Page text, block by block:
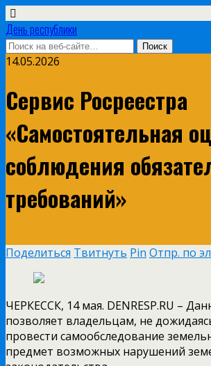
День республики
14.05.2026
Сервис Росреестра
«Самостоятельная
соблюдения
требований»
Поделиться Твитнуть Pin Отпр. по
ЧЕРКЕССК, 14 мая. DENRESP.RU –
позволяет владельцам, не
провести самообследование
предмет возможных нарушений